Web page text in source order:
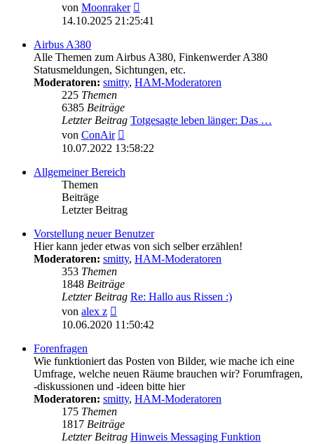
von Moonraker
Beitrag
14.10.2025 21:25:41
Airbus A380
Alle Themen zum Airbus A380, Finkenwerder A380
Statusmeldungen, Sichtungen, etc.
Moderatoren: smitty, HAM-Moderatoren
225 Themen
6385 Beiträge
Letzter Beitrag Totgesagte leben länger: Das …
von ConAir
Beitrag
10.07.2022 13:58:22
Allgemeiner Bereich
Themen
Beiträge
Letzter Beitrag
Vorstellung neuer Benutzer
Hier kann jeder etwas von sich selber erzählen!
Moderatoren: smitty, HAM-Moderatoren
353 Themen
1848 Beiträge
Letzter Beitrag Re: Hallo aus Rissen :)
von alex z
Beitrag
10.06.2020 11:50:42
Forenfragen
Wie funktioniert das Posten von Bilder, wie mache ich eine
Umfrage, welche neuen Räume brauchen wir? Forumfragen,
-diskussionen und -ideen bitte hier
Moderatoren: smitty, HAM-Moderatoren
175 Themen
1817 Beiträge
Letzter Beitrag Hinweis Messaging Funktion